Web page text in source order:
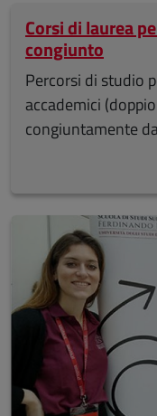
Corsi di laurea
congiunto
Percorsi di studio
accademici
congiuntamente